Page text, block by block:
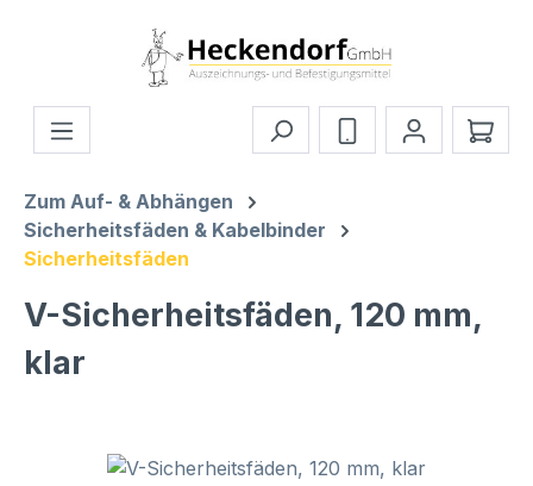
Zum Hauptinhalt springen
Zum Auf- & Abhängen
Sicherheitsfäden & Kabelbinder
Sicherheitsfäden
V-Sicherheitsfäden, 120 mm,
klar
Bildergalerie überspringen